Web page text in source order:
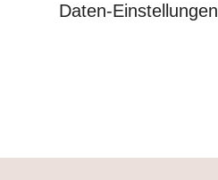
Daten-Einstellungen